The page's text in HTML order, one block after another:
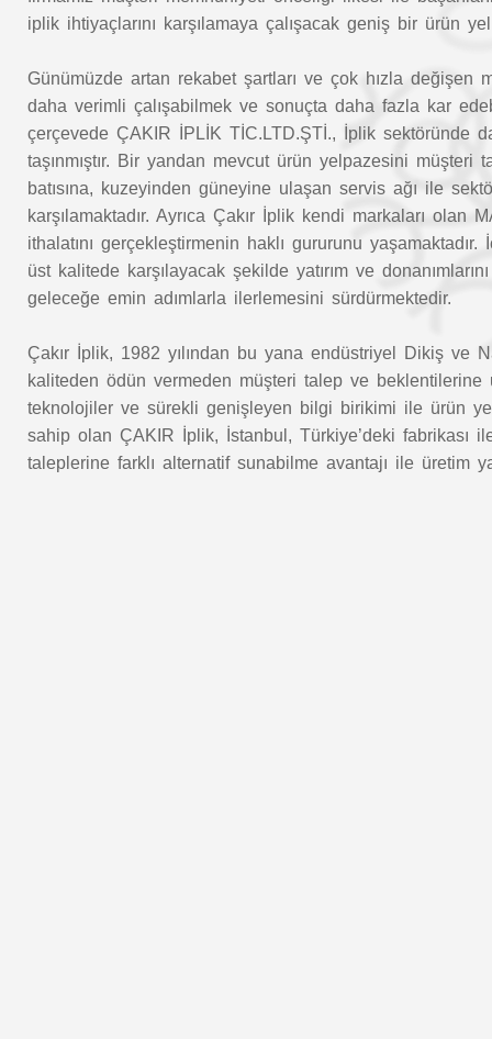
iplik ihtiyaçlarını karşılamaya çalışacak geniş bir ürün
Günümüzde artan rekabet şartları ve çok hızla değişen
daha verimli çalışabilmek ve sonuçta daha fazla kar
çerçevede ÇAKIR İPLİK TİC.LTD.ŞTİ., İplik sektöründe
taşınmıştır. Bir yandan mevcut ürün yelpazesini
batısına, kuzeyinden güneyine ulaşan servis ağı ile
karşılamaktadır. Ayrıca Çakır İplik kendi markaları
ithalatını gerçekleştirmenin haklı gururunu
üst kalitede karşılayacak şekilde yatırım ve
geleceğe emin adımlarla ilerlemesini sürdürmektedir.
Çakır İplik, 1982 yılından bu yana endüstriyel Dikiş ve
kaliteden ödün vermeden müşteri talep ve
teknolojiler ve sürekli genişleyen bilgi birikimi ile ürün
sahip olan ÇAKIR İplik, İstanbul, Türkiye’deki fabrikası
taleplerine farklı alternatif sunabilme avantajı ile üretim